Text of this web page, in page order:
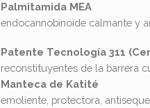
Palmitamida MEA
endocannobinoide calmante y
Patente Tecnología 311
reconstituyentes de la barrera
Manteca de Katité
emoliente, protectora,